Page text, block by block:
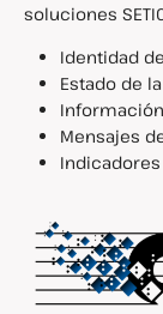
soluciones
Identidad
Estado de
Mensajes